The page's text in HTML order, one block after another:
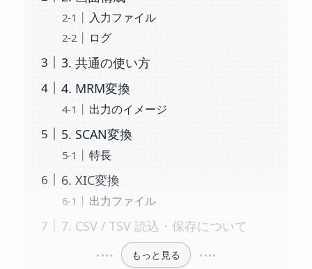
入力ファイル
ログ
3. 共通の使い方
4. MRM変換
出力のイメージ
5. SCAN変換
特長
6. XIC変換
出力ファイル
7. CSV / TSV 読込・保存について
もっと見る